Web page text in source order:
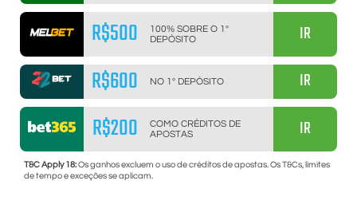
R$500
100% SOBRE O 1º
DEPÓSITO
IR
R$600 NO 1º DEPÓSITO IR
R$200
COMO CRÉDITOS DE
APOSTAS
IR
T&C Apply 18:Os ganhos excluem o uso de créditos de apostas. Os T&Cs, limites
de tempo e exceções se aplicam.